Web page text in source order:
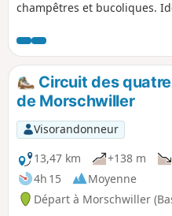
champêtres et bucoliques.
l'Eurométropole.
Circuit des
de Morschwiller
Visorandonneur
13,47 km
+138 m
4h 15
Moyenne
Départ à Morschwiller